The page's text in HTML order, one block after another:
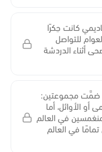
كانت حِكرًا
للتواصل
أثناء الدردشة
ضمَّت مجموعتين:
أو الأوائل، أما
في العالم
في العالم